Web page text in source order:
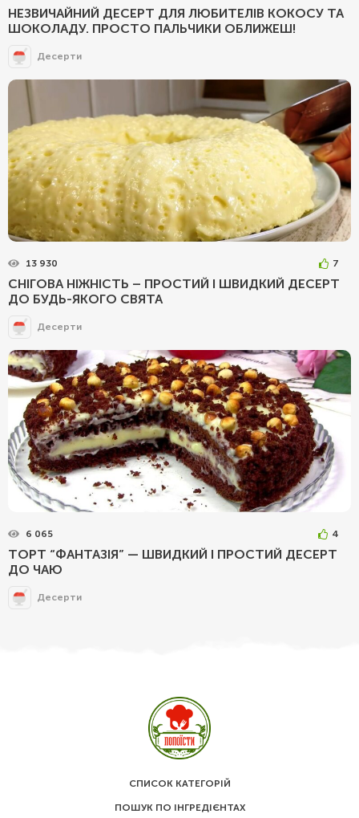
НЕЗВИЧАЙНИЙ ДЕСЕРТ ДЛЯ ЛЮБИТЕЛІВ КОКОСУ ТА
ШОКОЛАДУ. ПРОСТО ПАЛЬЧИКИ ОБЛИЖЕШ!
Десерти
13 930 7
СНІГОВА НІЖНІСТЬ – ПРОСТИЙ І ШВИДКИЙ ДЕСЕРТ
ДО БУДЬ-ЯКОГО СВЯТА
Десерти
6 065 4
ТОРТ “ФАНТАЗІЯ” — ШВИДКИЙ І ПРОСТИЙ ДЕСЕРТ
ДО ЧАЮ
Десерти
СПИСОК КАТЕГОРІЙ
ПОШУК ПО ІНГРЕДІЄНТАХ